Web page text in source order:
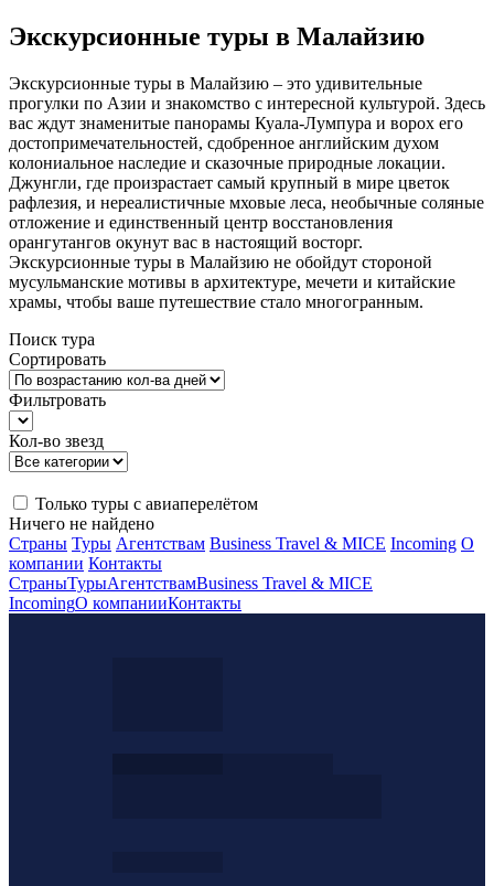
Экскурсионные туры в Малайзию
Экскурсионные туры в Малайзию – это удивительные
прогулки по Азии и знакомство с интересной культурой. Здесь
вас ждут знаменитые панорамы Куала-Лумпура и ворох его
достопримечательностей, сдобренное английским духом
колониальное наследие и сказочные природные локации.
Джунгли, где произрастает самый крупный в мире цветок
рафлезия, и нереалистичные мховые леса, необычные соляные
отложение и единственный центр восстановления
орангутангов окунут вас в настоящий восторг.
Экскурсионные туры в Малайзию не обойдут стороной
мусульманские мотивы в архитектуре, мечети и китайские
храмы, чтобы ваше путешествие стало многогранным.
Поиск тура
Сортировать
Фильтровать
Кол-во звезд
Только туры с авиаперелётом
Ничего не найдено
Страны Туры Агентствам Business Travel & MICE Incoming О
компании Контакты
СтраныТурыАгентствамBusiness Travel & MICE
IncomingО компанииКонтакты